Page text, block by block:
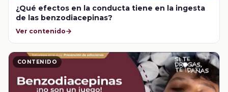
¿Qué efectos en la conducta tiene en la ingesta
de las benzodiacepinas?
Ver contenido
CONTENIDO